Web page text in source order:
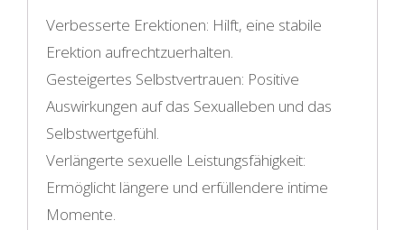
Verbesserte Erektionen: Hilft, eine stabile
Erektion aufrechtzuerhalten.
Gesteigertes Selbstvertrauen: Positive
Auswirkungen auf das Sexualleben und das
Selbstwertgefühl.
Verlängerte sexuelle Leistungsfähigkeit:
Ermöglicht längere und erfüllendere intime
Momente.